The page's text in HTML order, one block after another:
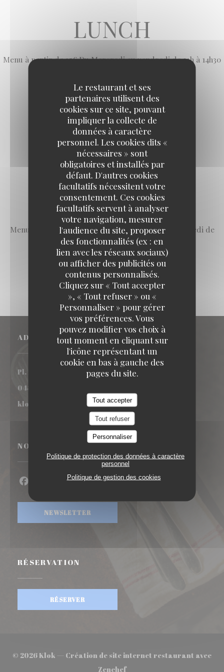
Le restaurant et ses
partenaires utilisent des
cookies sur ce site, pouvant
impliquer la collecte de
données à caractère
personnel. Les cookies dits «
nécessaires » sont
obligatoires et installés par
défaut. D'autres cookies
facultatifs nécessitent votre
consentement. Ces cookies
facultatifs servent à analyser
votre navigation, mesurer
l'audience du site, proposer
des fonctionnalités (ex : en
lien avec les réseaux sociaux)
ou afficher des publicités ou
contenus personnalisés.
Cliquez sur « Tout accepter
», « Tout refuser » ou «
Personnaliser » pour gérer
vos préférences. Vous
pouvez modifier vos choix à
tout moment en cliquant sur
l'icône représentant un
cookie en bas à gauche des
pages du site.
Tout accepter
Tout refuser
Personnaliser
Politique de protection des données à caractère
personnel
Politique de gestion des cookies
LUNCH
Menu à partir de 35€ Du Mercredi au vendredi de 12h à 14h30
SOUPER
Menu dégustation à partir de 65€ Du mardi au samedi de
18h30h à 21h45
ADRESSE
Pl. Rouppe 10 1000 Bruxelles((ouvre une nouvelle fenêtre))
0488 38 72 16
klokbrussel@gmail.com
NOUS SUIVRE
Instagram ((ouvre une nouvelle fenêtre))
NEWSLETTER
RÉSERVATION
RÉSERVER
© 2026 Klok — Création de site internet restaurant avec
Zenchef((ouvre une nouvelle
Klok